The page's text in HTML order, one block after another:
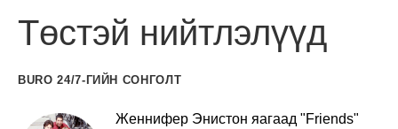
Төстэй нийтлэлүүд
BURO 24/7-ГИЙН СОНГОЛТ
Женнифер Энистон яагаад "Friends"